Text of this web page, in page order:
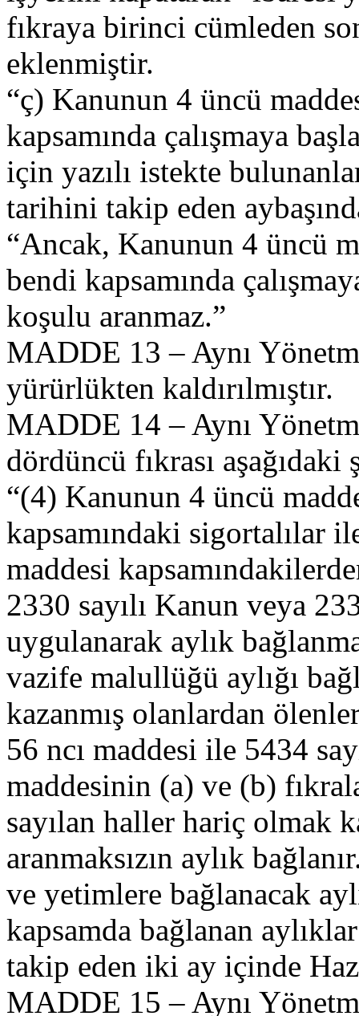
fıkraya birinci cümleden
eklenmiştir.
“ç) Kanunun 4 üncü
kapsamında çalışmaya
için yazılı istekte
tarihini takip eden
“Ancak, Kanunun 4 üncü
bendi kapsamında
koşulu aranmaz.”
MADDE 13 – Aynı
yürürlükten kaldırılmıştır.
MADDE 14 – Aynı
dördüncü fıkrası
“(4) Kanunun 4 üncü
kapsamındaki sigortalılar
maddesi
2330 sayılı Kanun veya
uygulanarak aylık
vazife malullüğü aylığı
kazanmış olanlardan
56 ncı maddesi ile 5434
maddesinin (a) ve (b)
sayılan haller hariç olmak
aranmaksızın aylık
ve yetimlere bağlanacak
kapsamda bağlanan
takip eden iki ay içinde
MADDE 15 – Aynı